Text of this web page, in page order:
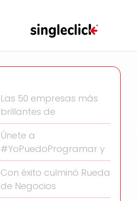
Las 50 empresas más
brillantes de
Únete a
#YoPuedoProgramar y
Con éxito culminó Rueda
de Negocios